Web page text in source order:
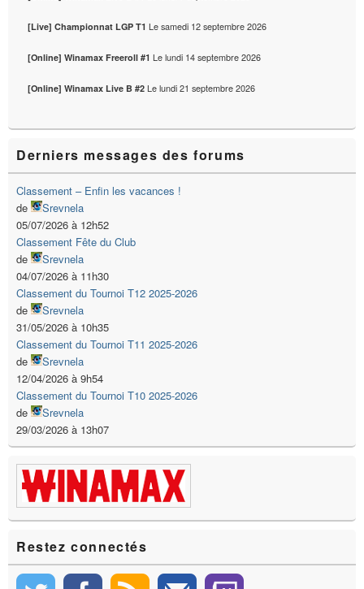
[Live] Championnat LGP T1 Lesamedi 12 septembre 2026
[Online] Winamax Freeroll #1 Lelundi 14 septembre 2026
[Online] Winamax Live B #2 Lelundi 21 septembre 2026
Derniers messages des forums
Classement – Enfin les vacances !
de
Srevnela
05/07/2026 à 12h52
Classement Fête du Club
de
Srevnela
04/07/2026 à 11h30
Classement du Tournoi T12 2025-2026
de
Srevnela
31/05/2026 à 10h35
Classement du Tournoi T11 2025-2026
de
Srevnela
12/04/2026 à 9h54
Classement du Tournoi T10 2025-2026
de
Srevnela
29/03/2026 à 13h07
Restez connectés